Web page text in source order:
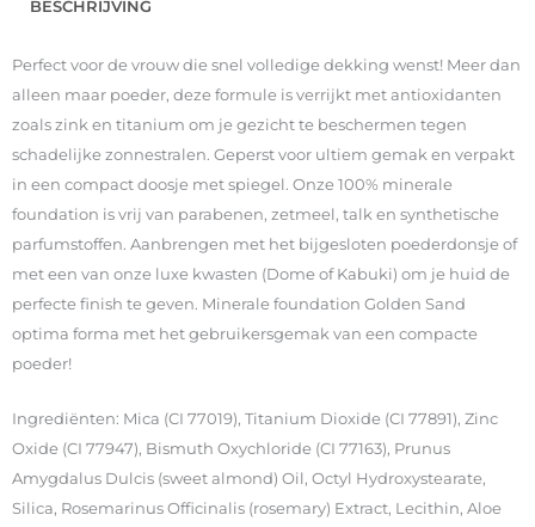
BESCHRIJVING
Perfect voor de vrouw die snel volledige dekking wenst! Meer dan
alleen maar poeder, deze formule is verrijkt met antioxidanten
zoals zink en titanium om je gezicht te beschermen tegen
schadelijke zonnestralen. Geperst voor ultiem gemak en verpakt
in een compact doosje met spiegel. Onze 100% minerale
foundation is vrij van parabenen, zetmeel, talk en synthetische
parfumstoffen. Aanbrengen met het bijgesloten poederdonsje of
met een van onze luxe kwasten (Dome of Kabuki) om je huid de
perfecte finish te geven. Minerale foundation Golden Sand
optima forma met het gebruikersgemak van een compacte
poeder!
Ingrediënten: Mica (CI 77019), Titanium Dioxide (CI 77891), Zinc
Oxide (CI 77947), Bismuth Oxychloride (CI 77163), Prunus
Amygdalus Dulcis (sweet almond) Oil, Octyl Hydroxystearate,
Silica, Rosemarinus Officinalis (rosemary) Extract, Lecithin, Aloe